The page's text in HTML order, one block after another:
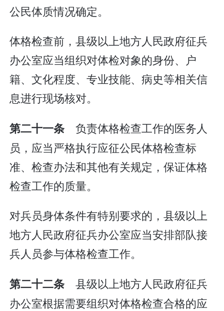
公民体质情况确定。
体格检查前，县级以上地方人民政府征兵
办公室应当组织对体检对象的身份、户
籍、文化程度、专业技能、病史等相关信
息进行现场核对。
第二十一条 负责体格检查工作的医务人
员，应当严格执行应征公民体格检查标
准、检查办法和其他有关规定，保证体格
检查工作的质量。
对兵员身体条件有特别要求的，县级以上
地方人民政府征兵办公室应当安排部队接
兵人员参与体格检查工作。
第二十二条 县级以上地方人民政府征兵
办公室根据需要组织对体格检查合格的应